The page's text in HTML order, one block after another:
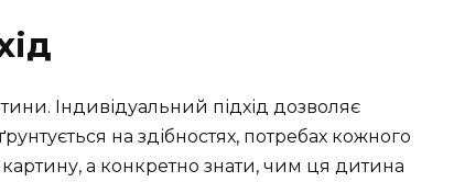
Індивідуальний підхід дозволяє
на здібностях, потребах кожного
а конкретно знати, чим ця дитина